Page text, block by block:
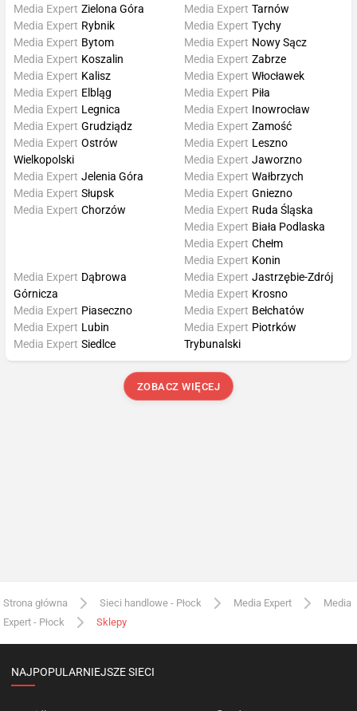
Media Expert Zielona Góra
Media Expert Rybnik
Media Expert Bytom
Media Expert Koszalin
Media Expert Tarnów
Media Expert Tychy
Media Expert Nowy Sącz
Media Expert Zabrze
Media Expert Kalisz
Media Expert Elbląg
Media Expert Legnica
Media Expert Grudziądz
Media Expert Włocławek
Media Expert Piła
Media Expert Inowrocław
Media Expert Zamość
Media Expert Ostrów
Wielkopolski
Media Expert Jelenia Góra
Media Expert Słupsk
Media Expert Chorzów
Media Expert Leszno
Media Expert Jaworzno
Media Expert Wałbrzych
Media Expert Gniezno
Media Expert Ruda Śląska
Media Expert Biała Podlaska
Media Expert Chełm
Media Expert Konin
Media Expert Dąbrowa
Górnicza
Media Expert Piaseczno
Media Expert Lubin
Media Expert Siedlce
Media Expert Jastrzębie-Zdrój
Media Expert Krosno
Media Expert Bełchatów
Media Expert Piotrków
Trybunalski
ZOBACZ WIĘCEJ
Strona główna Sieci handlowe - Płock Media Expert
Media
Expert - Płock
Sklepy
NAJPOPULARNIEJSZE SIECI